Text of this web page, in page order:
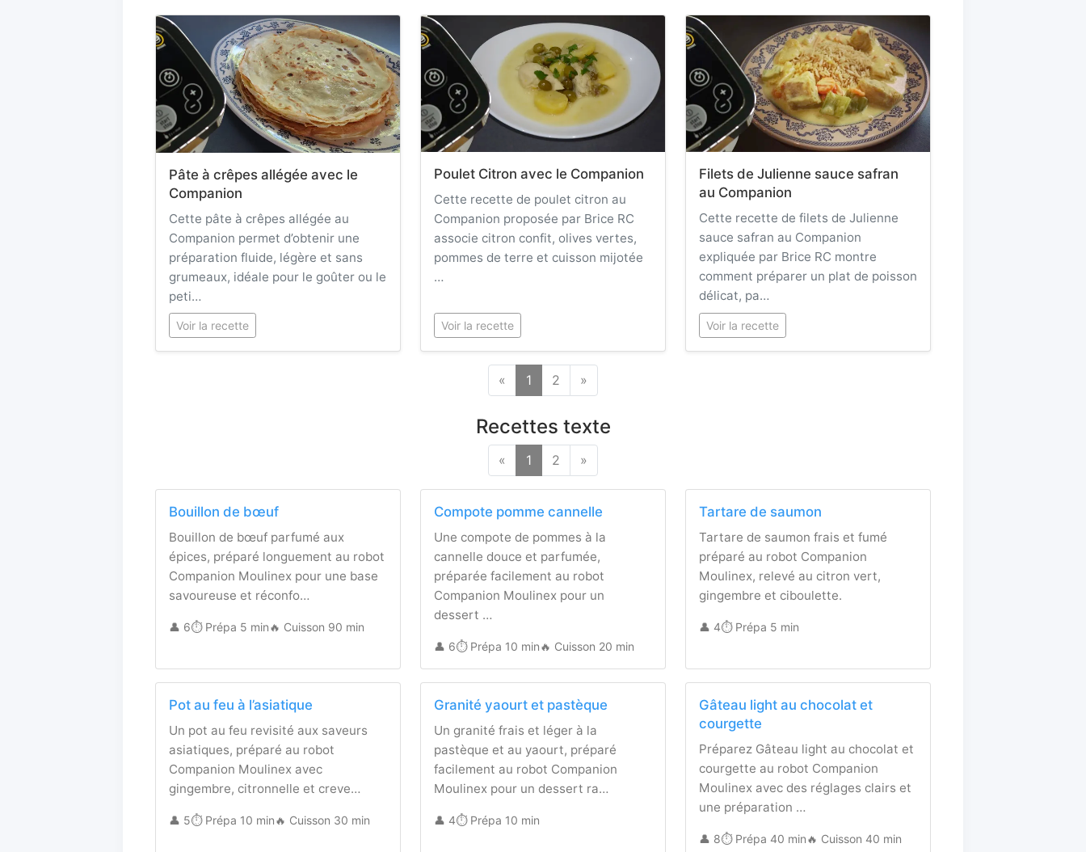
Pâte à crêpes allégée avec le
Companion
Cette pâte à crêpes allégée au
Companion permet d’obtenir une
préparation fluide, légère et sans
grumeaux, idéale pour le goûter ou le
peti…
Voir la recette
Poulet Citron avec le Companion
Cette recette de poulet citron au
Companion proposée par Brice RC
associe citron confit, olives vertes,
pommes de terre et cuisson mijotée
…
Voir la recette
Filets de Julienne sauce safran
au Companion
Cette recette de filets de Julienne
sauce safran au Companion
expliquée par Brice RC montre
comment préparer un plat de poisson
délicat, pa…
Voir la recette
« 1 2 »
Recettes texte
« 1 2 »
Bouillon de bœuf
Bouillon de bœuf parfumé aux
épices, préparé longuement au robot
Companion Moulinex pour une base
savoureuse et réconfo…
👤 6⏱️ Prépa 5 min🔥 Cuisson 90 min
Compote pomme cannelle
Une compote de pommes à la
cannelle douce et parfumée,
préparée facilement au robot
Companion Moulinex pour un
dessert …
👤 6⏱️ Prépa 10 min🔥 Cuisson 20 min
Tartare de saumon
Tartare de saumon frais et fumé
préparé au robot Companion
Moulinex, relevé au citron vert,
gingembre et ciboulette.
👤 4⏱️ Prépa 5 min
Pot au feu à l’asiatique
Un pot au feu revisité aux saveurs
asiatiques, préparé au robot
Companion Moulinex avec
gingembre, citronnelle et creve…
👤 5⏱️ Prépa 10 min🔥 Cuisson 30 min
Granité yaourt et pastèque
Un granité frais et léger à la
pastèque et au yaourt, préparé
facilement au robot Companion
Moulinex pour un dessert ra…
👤 4⏱️ Prépa 10 min
Gâteau light au chocolat et
courgette
Préparez Gâteau light au chocolat et
courgette au robot Companion
Moulinex avec des réglages clairs et
une préparation …
👤 8⏱️ Prépa 40 min🔥 Cuisson 40 min